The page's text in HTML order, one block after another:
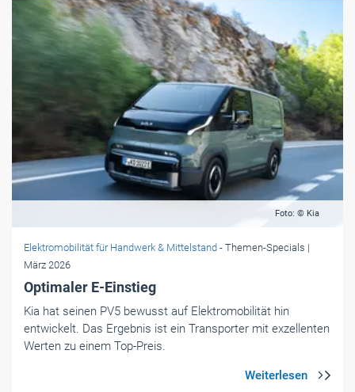
Foto: © Kia
Elektromobilität für Handwerk & Mittelstand - Themen-Specials |
März 2026
Optimaler E-Einstieg
Kia hat seinen PV5 bewusst auf Elektromobilität hin
entwickelt. Das Ergebnis ist ein Transporter mit exzellenten
Werten zu einem Top-Preis.